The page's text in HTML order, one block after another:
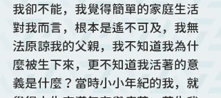
我卻不能，我覺得簡單的家庭生活
對我而言，根本是遙不可及，我無
法原諒我的父親，我不知道我為什
麼被生下來，更不知道我活著的意
義是什麼？當時小小年紀的我，就